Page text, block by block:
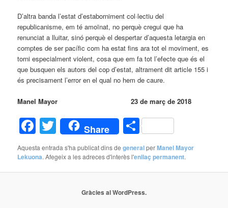
D’altra banda l’estat d’estaborniment col·lectiu del
republicanisme, em té amoïnat, no perquè cregui que ha
renunciat a lluitar, sinó perquè el despertar d’aquesta letargia en
comptes de ser pacífic com ha estat fins ara tot el moviment, es
torni especialment violent, cosa que em fa tot l’efecte que és el
que busquen els autors del cop d’estat, altrament dit article 155 i
és precisament l’error en el qual no hem de caure.
Manel Mayor 23 de març de 2018
Facebook
Twitter
Share Comparteix
Aquesta entrada s'ha publicat dins degeneralperManel Mayor
Lekuona. Afegeix a les adreces d'interès l'enllaç permanent.
Gràcies al WordPress.